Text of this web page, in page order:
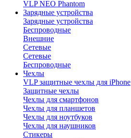
VLP NEO Phantom
Зарядные устройства
Зарядные устройства
Беспроводные
Внешние
Сетевые
Сетевые
Беспроводные
Чехлы
VLP защитные чехлы для iPhone
Защитные чехлы
Чехлы для смартфонов
Чехлы для планшетов
Чехлы для ноутбуков
Чехлы для наушников
Стикеры